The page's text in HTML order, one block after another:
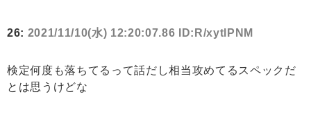
26: 2021/11/10(水) 12:20:07.86 ID:R/xytlPNM
検定何度も落ちてるって話だし相当攻めてるスペックだ
とは思うけどな